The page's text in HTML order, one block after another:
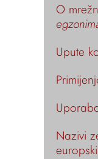
O
Upute
Nazivi